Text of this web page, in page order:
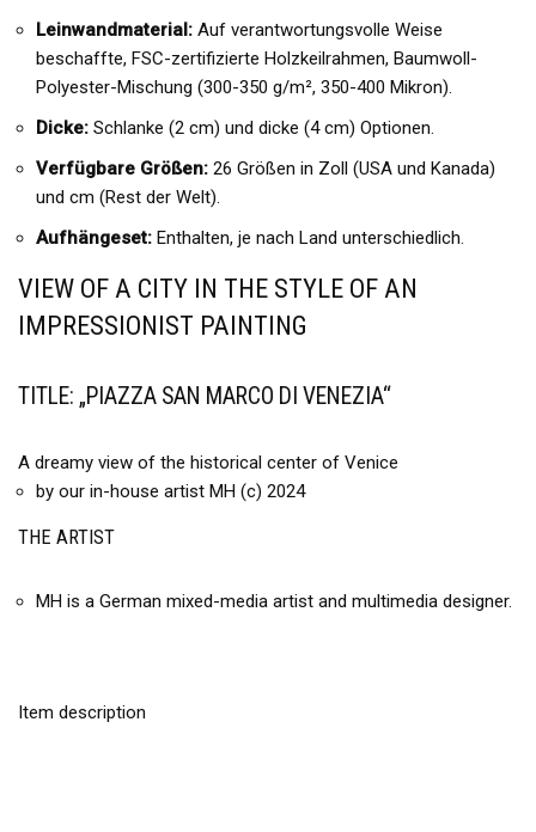
Leinwandmaterial: Auf verantwortungsvolle Weise
beschaffte, FSC-zertifizierte Holzkeilrahmen, Baumwoll-
Polyester-Mischung (300-350 g/m², 350-400 Mikron).
Dicke: Schlanke (2 cm) und dicke (4 cm) Optionen.
Verfügbare Größen: 26 Größen in Zoll (USA und Kanada)
und cm (Rest der Welt).
Aufhängeset: Enthalten, je nach Land unterschiedlich.
VIEW OF A CITY IN THE STYLE OF AN
IMPRESSIONIST PAINTING
TITLE: „PIAZZA SAN MARCO DI VENEZIA“
A dreamy view of the historical center of Venice
by our in-house artist MH (c) 2024
THE ARTIST
MH is a German mixed-media artist and multimedia designer.
Item description